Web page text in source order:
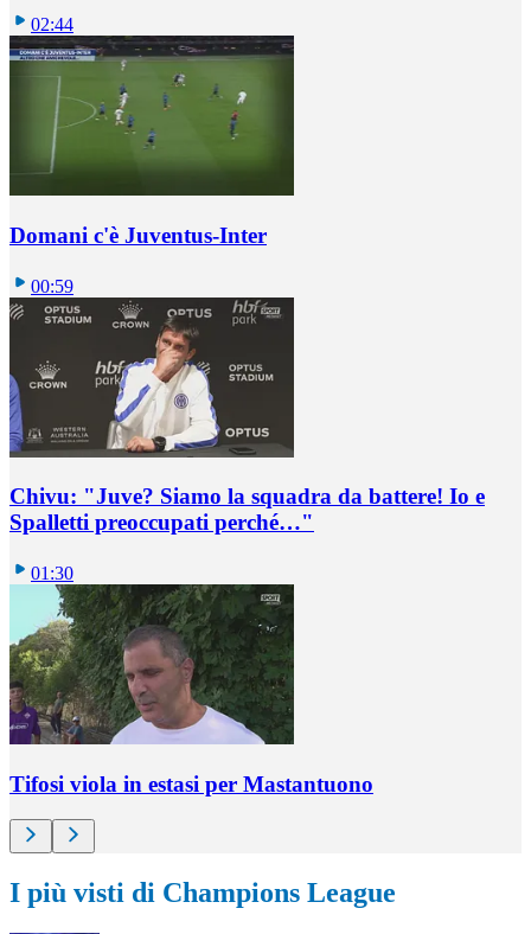
02:44
Domani c'è Juventus-Inter
00:59
Chivu: "Juve? Siamo la squadra da battere! Io e
Spalletti preoccupati perché…"
01:30
Tifosi viola in estasi per Mastantuono
I più visti di Champions League